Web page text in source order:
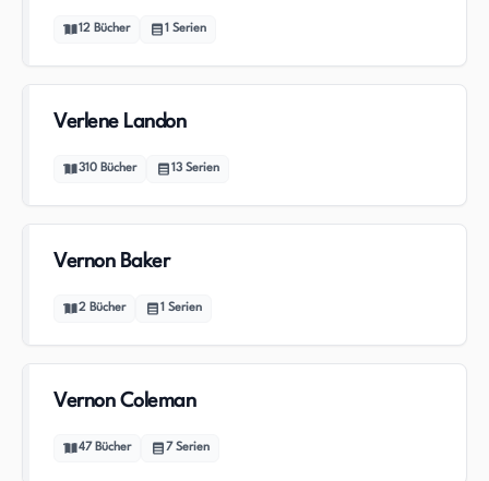
12 Bücher 1 Serien
Verlene Landon
310 Bücher 13 Serien
Vernon Baker
2 Bücher 1 Serien
Vernon Coleman
47 Bücher 7 Serien